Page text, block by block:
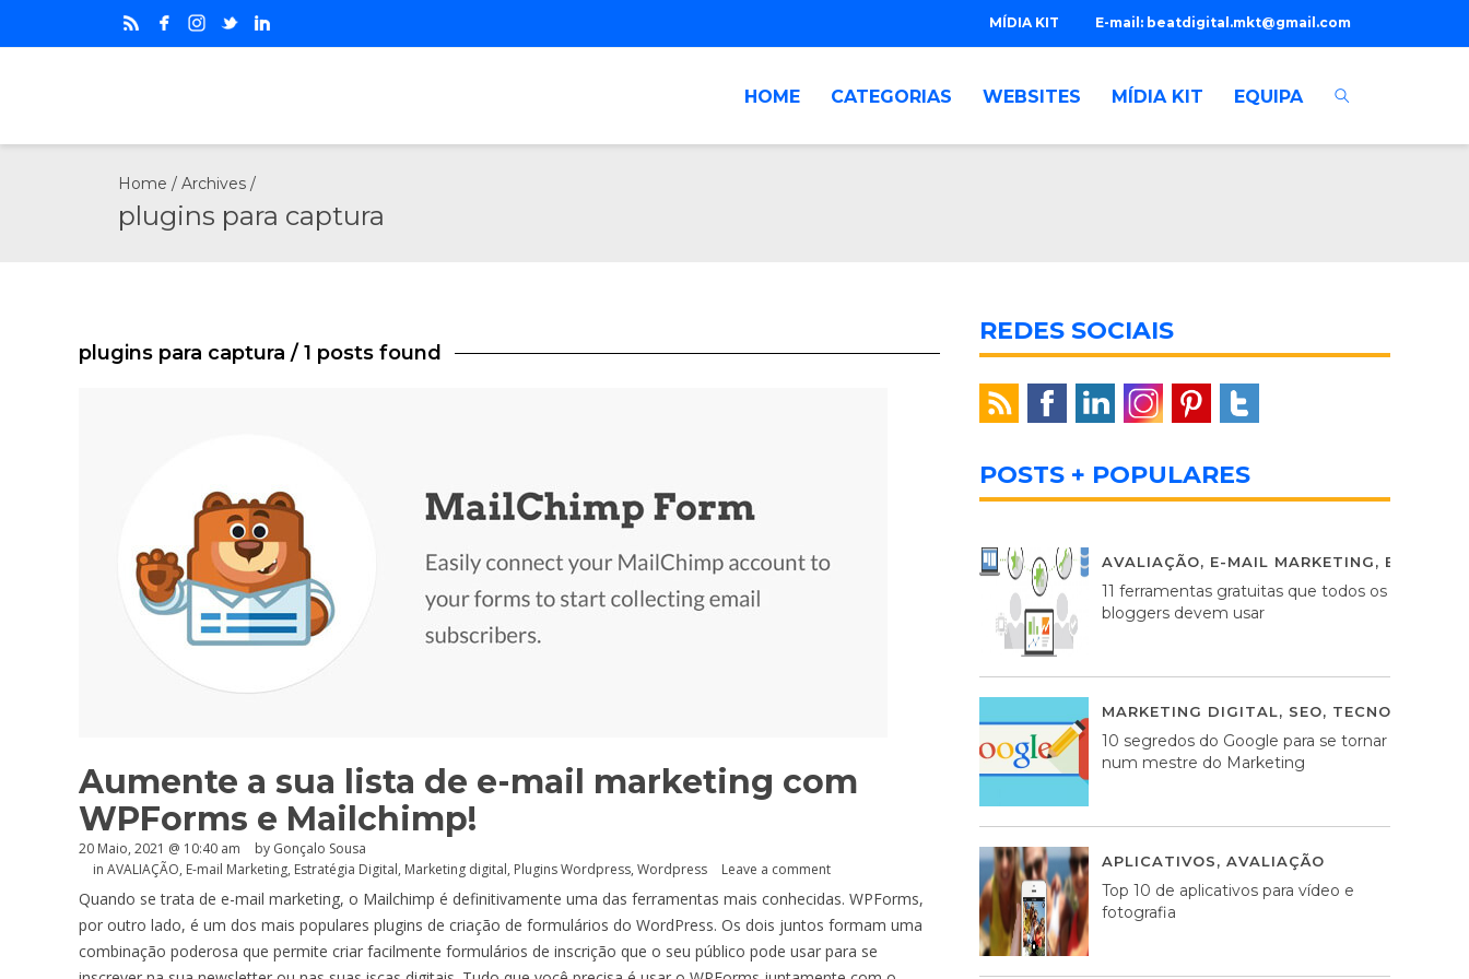
E-mail: beatdigital.mkt@gmail.com
MÍDIA KIT
HOME CATEGORIAS WEBSITES MÍDIA KIT EQUIPA
Home / Archives /
plugins para captura
plugins para captura / 1 posts found
Aumente a sua lista de e-mail marketing com
WPForms e Mailchimp!
20 Maio, 2021 @ 10:40 am by Gonçalo Sousa
in AVALIAÇÃO, E-mail Marketing, Estratégia Digital, Marketing digital, Plugins Wordpress, Wordpress Leave a comment
Quando se trata de e-mail marketing, o Mailchimp é definitivamente uma das ferramentas mais conhecidas. WPForms,
por outro lado, é um dos mais populares plugins de criação de formulários do WordPress. Os dois juntos formam uma
combinação poderosa que permite criar facilmente formulários de inscrição que o seu público pode usar para se
REDES SOCIAIS
POSTS + POPULARES
AVALIAÇÃO, E-MAIL MARKETING,
11 ferramentas gratuitas que todos os
bloggers devem usar
MARKETING DIGITAL, SEO, TECNOLOGIA
10 segredos do Google para se tornar
num mestre do Marketing
APLICATIVOS, AVALIAÇÃO
Top 10 de aplicativos para vídeo e
fotografia